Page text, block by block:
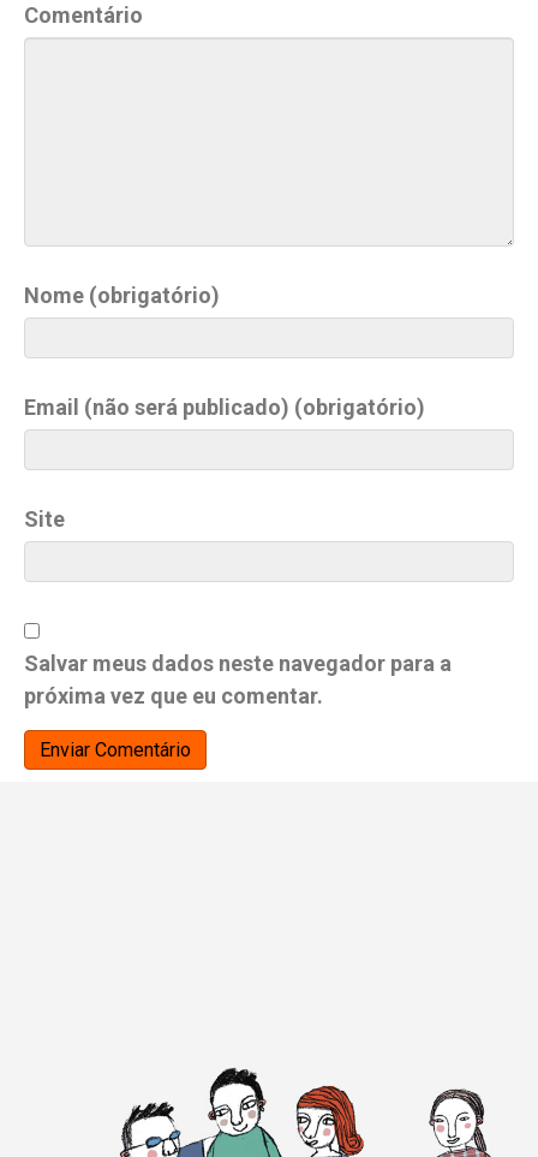
Comentário
Nome (obrigatório)
Email (não será publicado) (obrigatório)
Site
Salvar meus dados neste navegador para a
próxima vez que eu comentar.